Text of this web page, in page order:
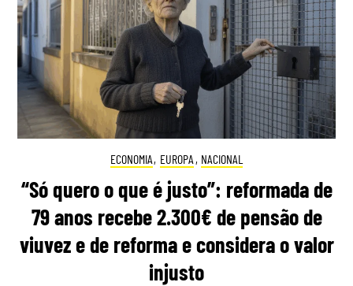
ECONOMIA, EUROPA , NACIONAL
“Só quero o que é justo”: reformada de
79 anos recebe 2.300€ de pensão de
viuvez e de reforma e considera o valor
injusto